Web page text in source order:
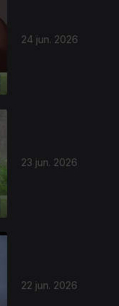
24 jun. 2026
23 jun. 2026
22 jun. 2026